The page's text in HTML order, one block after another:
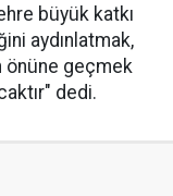
büyük katkı
aydınlatmak,
önüne geçmek
dedi.